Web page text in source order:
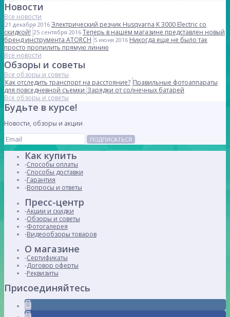
Новости
Все новости
21 декабря 2016 Электрический резчик Husqvarna K 3000 Electric со
скидкой! 25 сентября 2016 Теперь в нашем магазине представлен новый
бренд инструмента ATORCH 5 июня 2016 Никогда еще не было так
просто пропилить прямую линию
Все новости
Обзоры и советы
Все обзоры и советы
Как отследить транспорт на расстояние? Правильные фотоаппараты
для повседневной съемки Зарядки от солнечных батарей
Все обзоры и советы
Будьте в курсе!
Новости, обзоры и акции
ПОДПИСАТЬСЯ
Как купить
Способы оплаты
Способы доставки
Гарантия
Вопросы и ответы
Пресс-центр
Акции и скидки
Обзоры и советы
Фотогалерея
Видеообзоры товаров
О магазине
Сертификаты
Договор оферты
Реквизиты
Присоединяйтесь